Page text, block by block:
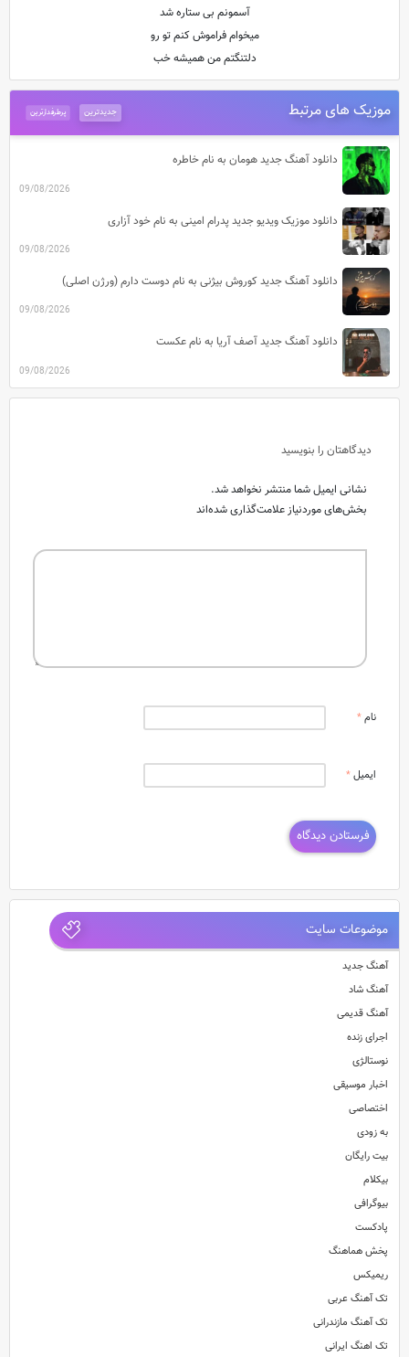
آسمونم بی ستاره شد
میخوام فراموش کنم تو رو
دلتنگتم من همیشه خب
موزیک های مرتبط پرطرفدارترین جدیدترین
دانلود آهنگ جدید هومان به نام خاطره
09/08/2026
دانلود موزیک ویدیو جدید پدرام امینی به نام خود آزاری
09/08/2026
دانلود آهنگ جدید کوروش بیژنی به نام دوست دارم (ورژن اصلی)
09/08/2026
دانلود آهنگ جدید آصف آریا به نام عکست
09/08/2026
دیدگاهتان را بنویسید
نشانی ایمیل شما منتشر نخواهد شد.
بخش‌های موردنیاز علامت‌گذاری شده‌اند
نام*
ایمیل*
موضوعات سایت
آهنگ جدید
آهنگ شاد
آهنگ قدیمی
اجرای زنده
نوستالژی
اخبار موسیقی
اختصاصی
به زودی
بیت رایگان
بیکلام
بیوگرافی
پادکست
پخش هماهنگ
ریمیکس
تک آهنگ عربی
تک آهنگ مازندرانی
تک اهنگ ایرانی